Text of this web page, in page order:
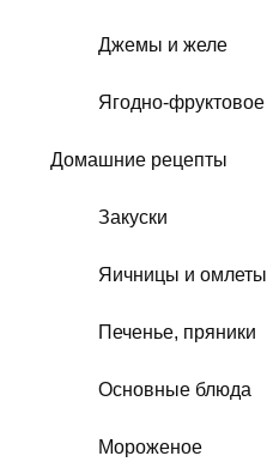
Джемы и желе
Ягодно-фруктовое
Домашние рецепты
Закуски
Яичницы и омлеты
Печенье, пряники
Основные блюда
Мороженое